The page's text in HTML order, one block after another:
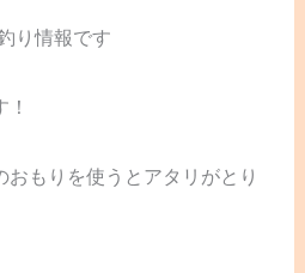
り情報です
もりを使うとアタリがとり